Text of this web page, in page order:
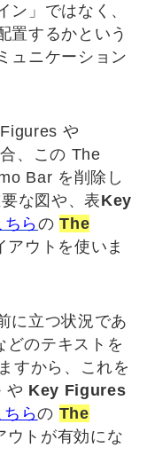
ン」ではなく、
置するかという
ュニケーション
や
、この The
Bar を削除し
な図や、表Key
ちらのThe
アウトを使いま
に立つ状況であ
のテキストを
すから、これを
や Key Figures
ちらの The
ウトが有効にな